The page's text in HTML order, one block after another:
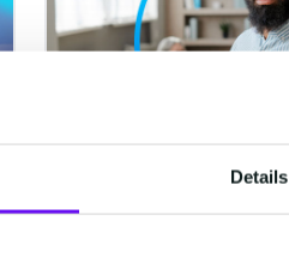
Details
CM.com osserva